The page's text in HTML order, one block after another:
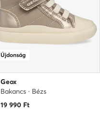
Újdonság
Geox
Bakancs · Bézs
19 990 Ft